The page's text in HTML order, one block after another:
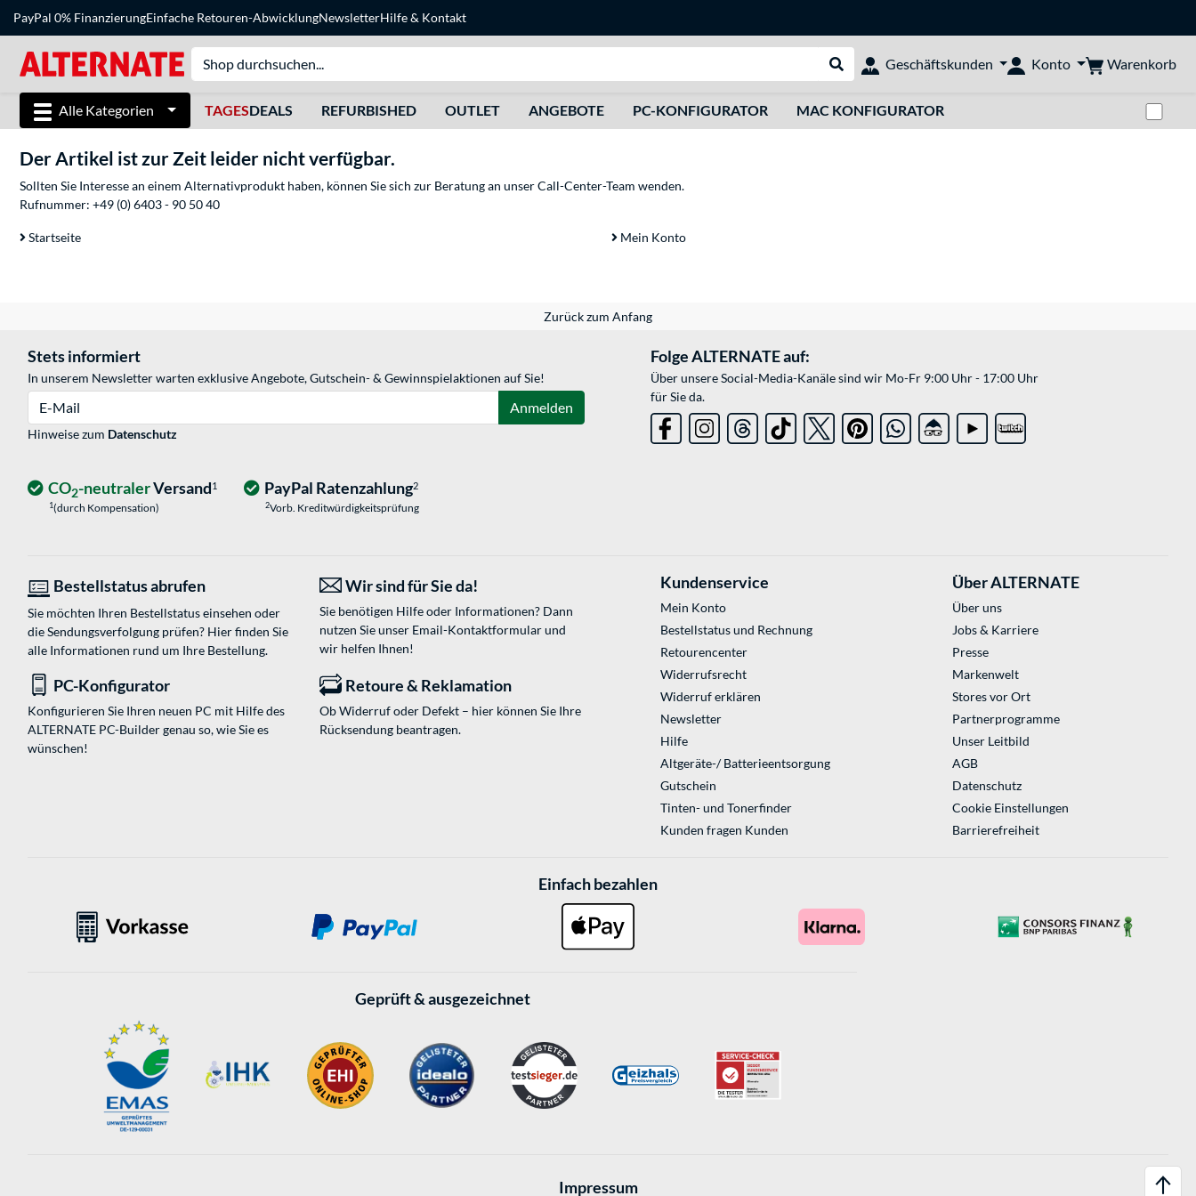
PayPal 0% FinanzierungEinfache Retouren-AbwicklungNewsletterHilfe& Kontakt
Suche durchführen
Geschäftskunden Konto Warenkorb
Alle Kategorien TAGESDEALS REFURBISHED OUTLET ANGEBOTE PC-KONFIGURATOR MAC KONFIGURATOR
Der Artikel ist zur Zeit leider nicht verfügbar.
Sollten Sie Interesse an einem Alternativprodukt haben, können Sie sich zur Beratung an unser Call-Center-Team wenden.
Rufnummer: +49 (0) 6403 - 90 50 40
Startseite Mein Konto
Zurück zum Anfang
Stets informiert
In unserem Newsletter warten exklusive Angebote, Gutschein- & Gewinnspielaktionen auf Sie!
Anmelden
Hinweise zum Datenschutz
Folge ALTERNATE auf:
Über unsere Social-Media-Kanäle sind wir Mo-Fr 9:00 Uhr - 17:00 Uhr
für Sie da.
CO2-neutralerVersand1
1(durch Kompensation)
PayPal Ratenzahlung2
2Vorb. Kreditwürdigkeitsprüfung
Bestellstatus abrufen
Sie möchten Ihren Bestellstatus einsehen oder
die Sendungsverfolgung prüfen? Hier finden Sie
alle Informationen rund um Ihre Bestellung.
Wir sind für Sie da!
Sie benötigen Hilfe oder Informationen? Dann
nutzen Sie unser Email-Kontaktformularund
wir helfen Ihnen!
PC-Konfigurator
Konfigurieren Sie Ihren neuen PC mit Hilfe des
ALTERNATE PC-Builder genau so, wie Sie es
wünschen!
Retoure & Reklamation
Ob Widerruf oder Defekt – hier können Sie Ihre
Rücksendung beantragen.
Kundenservice
Mein Konto
Bestellstatus und Rechnung
Retourencenter
Widerrufsrecht
Widerruf erklären
Newsletter
Hilfe
Altgeräte-/ Batterieentsorgung
Gutschein
Tinten- und Tonerfinder
Kunden fragen Kunden
Über ALTERNATE
Über uns
Jobs & Karriere
Presse
Markenwelt
Stores vor Ort
Partnerprogramme
Unser Leitbild
AGB
Datenschutz
Cookie Einstellungen
Barrierefreiheit
Einfach bezahlen
Geprüft & ausgezeichnet
Impressum